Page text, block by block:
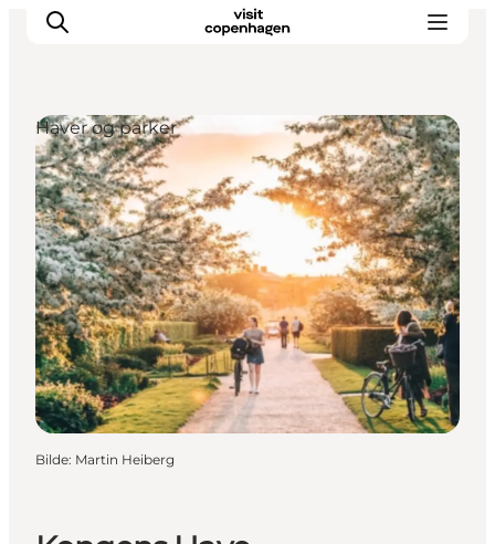
Aktiviteter
Spise og drikke
Planlegg turen din
Haver og parker
Bilde: Martin Heiberg